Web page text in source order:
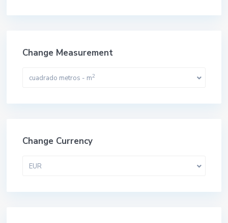
Change Measurement
cuadrado metros - m2
Change Currency
EUR